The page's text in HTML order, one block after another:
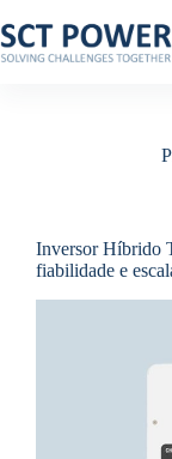
para
o
Inversor Híbrido
fiabilidade e